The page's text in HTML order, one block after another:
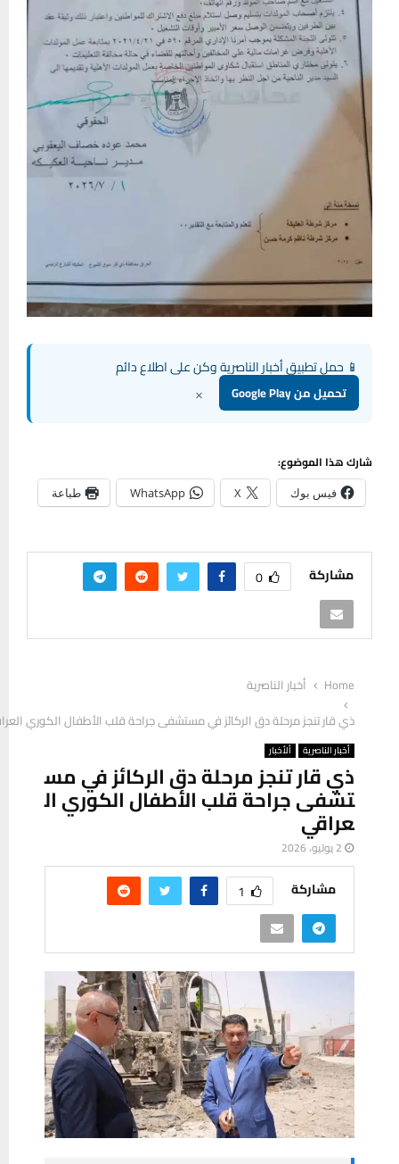
📱 حمل تطبيق أخبار الناصرية وكن على اطلاع دائم
تحميل من Google Play
شارك هذا الموضوع:
فيس بوك X
WhatsApp طباعة
مشاركة 0
Home
أخبار الناصرية
ذي قار تنجز مرحلة دق الركائز في مستشفى جراحة قلب الأطفال الكوري العراقي
أخبار الناصرية ألأخبار
ذي قار تنجز مرحلة دق الركائز في مس
تشفى جراحة قلب الأطفال الكوري ال
عراقي
2 يوليو، 2026
مشاركة 1